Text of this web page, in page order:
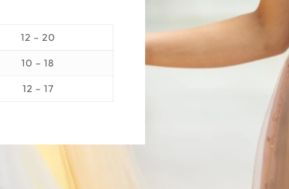
12 – 20
10 – 18
12 – 17